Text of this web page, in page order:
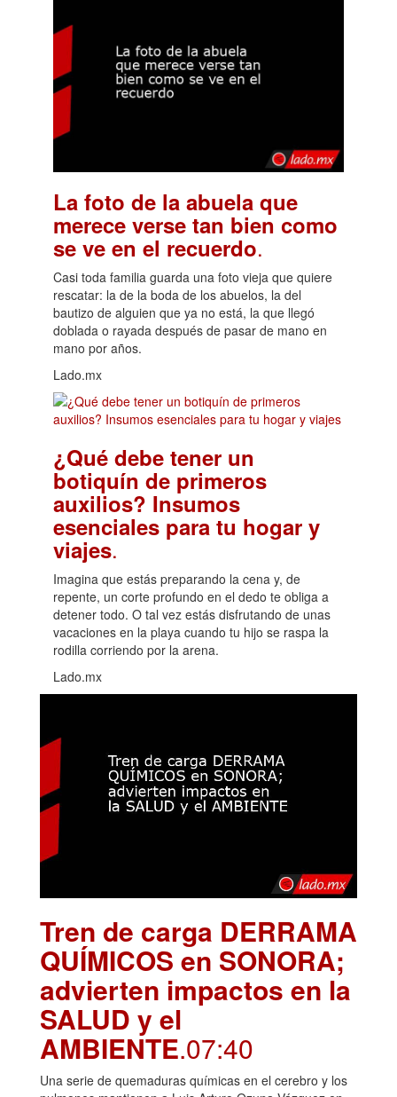
La foto de la abuela que
merece verse tan bien como
se ve en el recuerdo.
Casi toda familia guarda una foto vieja que quiere
rescatar: la de la boda de los abuelos, la del
bautizo de alguien que ya no está, la que llegó
doblada o rayada después de pasar de mano en
mano por años.
Lado.mx
¿Qué debe tener un
botiquín de primeros
auxilios? Insumos
esenciales para tu hogar y
viajes.
Imagina que estás preparando la cena y, de
repente, un corte profundo en el dedo te obliga a
detener todo. O tal vez estás disfrutando de unas
vacaciones en la playa cuando tu hijo se raspa la
rodilla corriendo por la arena.
Lado.mx
Tren de carga DERRAMA
QUÍMICOS en SONORA;
advierten impactos en la
SALUD y el
AMBIENTE.07:40
Una serie de quemaduras químicas en el cerebro y los